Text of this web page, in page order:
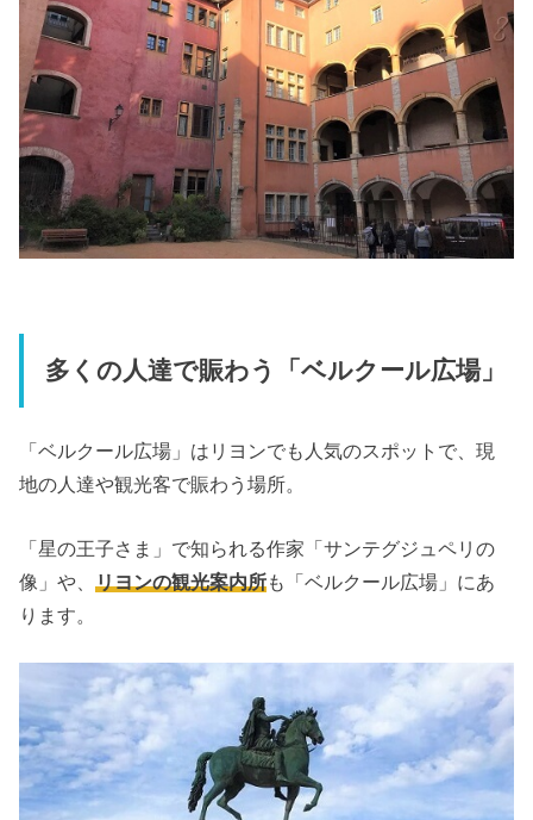
多くの人達で賑わう「ベルクール広場」
「ベルクール広場」はリヨンでも人気のスポットで、現
地の人達や観光客で賑わう場所。
「星の王子さま」で知られる作家「サンテグジュペリの
像」や、リヨンの観光案内所も「ベルクール広場」にあ
ります。